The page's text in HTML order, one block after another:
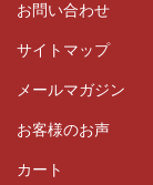
お問い合わせ
サイトマップ
メールマガジン
お客様のお声
カート